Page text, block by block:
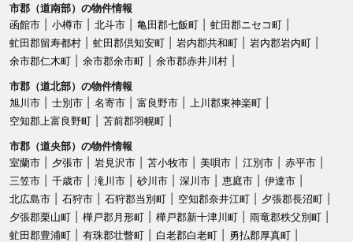
市郡（道南部）の物件情報
函館市
小樽市 北斗市 亀田郡七飯町
虻田郡ニセコ町
虻田郡留寿都村
虻田郡倶知安町 岩内郡共和町
岩内郡岩内町
余市郡仁木町
余市郡余市町
余市郡赤井川村
市郡（道北部）の物件情報
旭川市
士別市 名寄市 富良野市
上川郡東神楽町
空知郡上富良野町
苫前郡羽幌町
市郡（道央部）の物件情報
室蘭市
夕張市 岩見沢市 苫小牧市 美唄市 江別市
赤平市
三笠市
千歳市 滝川市 砂川市 深川市 恵庭市
伊達市
北広島市
石狩市 石狩郡当別町 空知郡奈井江町
夕張郡長沼町
夕張郡栗山町
樺戸郡月形町 樺戸郡新十津川町
雨竜郡秩父別町
虻田郡豊浦町
有珠郡壮瞥町 白老郡白老町
勇払郡厚真町